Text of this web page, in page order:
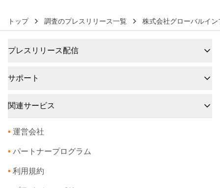
トップ 調査のプレスリリース一覧 株式会社グローバルイ
プレスリリース配信
サポート
関連サービス
• 運営会社
• パートナープログラム
• 利用規約